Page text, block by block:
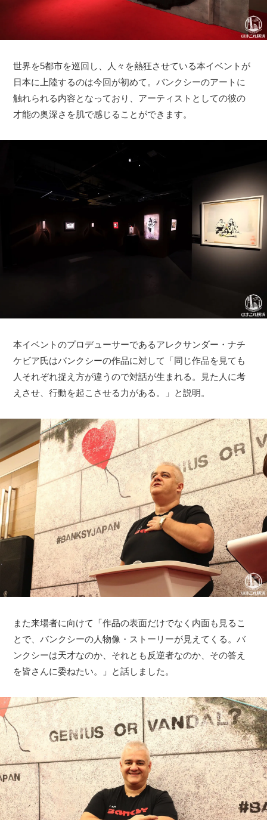
世界を5都市を巡回し、人々を熱狂させている本イベントが
日本に上陸するのは今回が初めて。バンクシーのアートに
触れられる内容となっており、アーティストとしての彼の
才能の奥深さを肌で感じることができます。
本イベントのプロデューサーであるアレクサンダー・ナチ
ケビア氏はバンクシーの作品に対して「同じ作品を見ても
人それぞれ捉え方が違うので対話が生まれる。見た人に考
えさせ、行動を起こさせる力がある。」と説明。
また来場者に向けて「作品の表面だけでなく内面も見るこ
とで、バンクシーの人物像・ストーリーが見えてくる。バ
ンクシーは天才なのか、それとも反逆者なのか、その答え
を皆さんに委ねたい。」と話しました。